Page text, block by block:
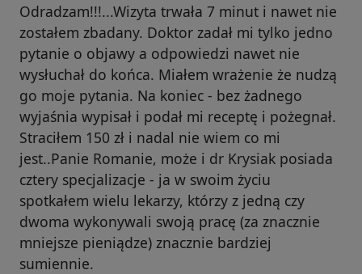
Odradzam!!!...Wizyta trwała 7 minut i nawet nie
zostałem zbadany. Doktor zadał mi tylko jedno
pytanie o objawy a odpowiedzi nawet nie
wysłuchał do końca. Miałem wrażenie że nudzą
go moje pytania. Na koniec - bez żadnego
wyjaśnia wypisał i podał mi receptę i pożegnał.
Straciłem 150 zł i nadal nie wiem co mi
jest..Panie Romanie, może i dr Krysiak posiada
cztery specjalizacje - ja w swoim życiu
spotkałem wielu lekarzy, którzy z jedną czy
dwoma wykonywali swoją pracę (za znacznie
mniejsze pieniądze) znacznie bardziej
sumiennie.